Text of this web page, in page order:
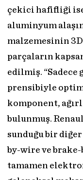
çekici hafifliği
aluminyum
malzemesinin
parçaların
edilmiş.
prensibiyle
komponent,
bulunmuş.
sunduğu bir
by-wire ve
tamamen